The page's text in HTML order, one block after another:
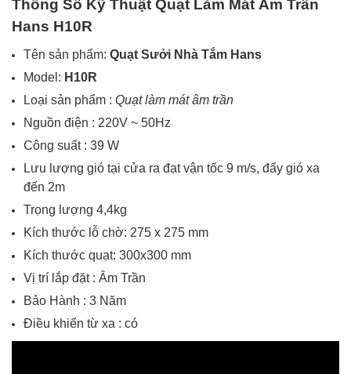
Thông Số Kỹ Thuật Quạt Làm Mát Âm Trần
Hans H10R
Tên sản phẩm: Quạt Sưởi Nhà Tắm Hans
Model: H10R
Loại sản phẩm : Quạt làm mát âm trần
Nguồn điện : 220V ~ 50Hz
Công suất : 39 W
Lưu lượng gió tại cửa ra đạt vận tốc 9 m/s, đẩy gió xa
đến 2m
Trọng lượng 4,4kg
Kích thước lỗ chờ: 275 x 275 mm
Kích thước quạt: 300x300 mm
Vị trí lắp đặt : Âm Trần
Bảo Hành : 3 Năm
Điều khiển từ xa : có